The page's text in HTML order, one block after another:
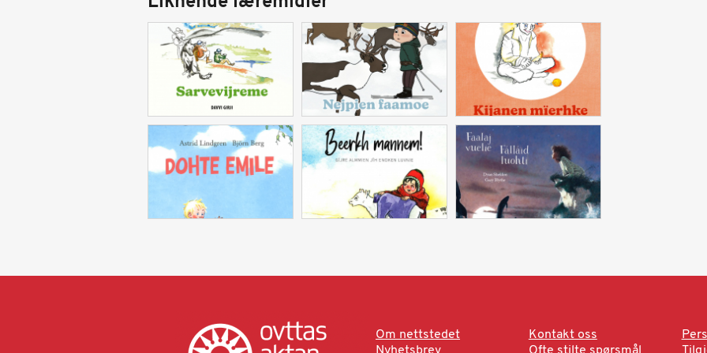
Om nettstedet Kontakt oss